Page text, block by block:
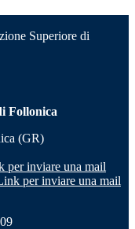
Superiore di
Follonica
(GR)
per inviare una mail
per inviare una mail